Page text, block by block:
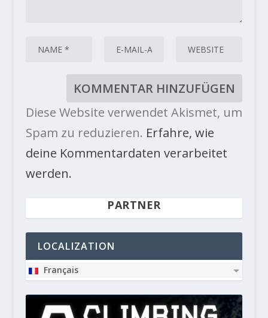
Diese Website verwendet Akismet, um
Spam zu reduzieren. Erfahre, wie
deine Kommentardaten verarbeitet
werden.
PARTNER
LOCALIZATION
Français